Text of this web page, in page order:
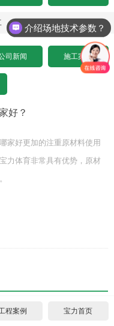
司新闻 施工案例
好？
家好更加的注重原材料使用
力体育非常具有优势，原材
基础要求
图纸下载
基础要求
文件下载
图纸下载
案例
基础要求
文件下载
图纸下载
拼装足球场
基础要求
基础要求
文件下载
球场施工
运动场地施工
公示
问题
新闻
案例
招聘
程案例 宝力首页
介绍场地技术参数？